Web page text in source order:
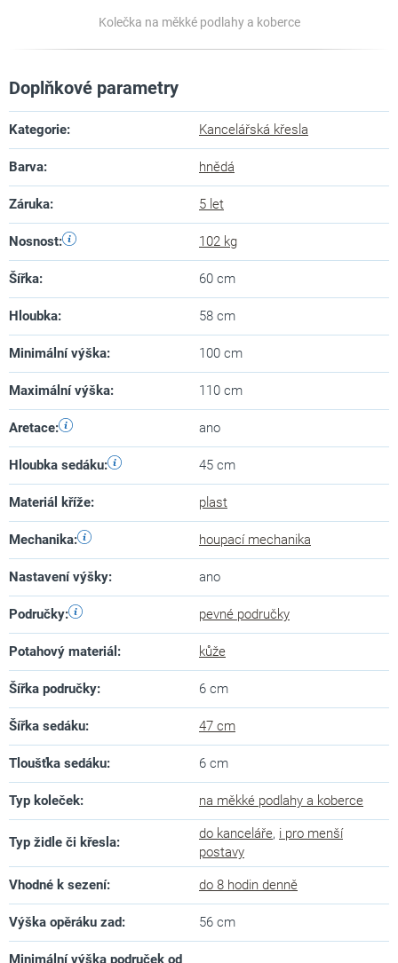
Kolečka na měkké podlahy a koberce
Doplňkové parametry
Kategorie: Kancelářská křesla
Barva: hnědá
Záruka: 5 let
Nosnost: 102 kg
Šířka: 60 cm
Hloubka: 58 cm
Minimální výška: 100 cm
Maximální výška: 110 cm
Aretace: ano
Hloubka sedáku: 45 cm
Materiál kříže: plast
Mechanika: houpací mechanika
Nastavení výšky: ano
Područky: pevné područky
Potahový materiál : kůže
Šířka područky: 6 cm
Šířka sedáku: 47 cm
Tloušťka sedáku: 6 cm
Typ koleček: na měkké podlahy a koberce
Typ židle či křesla:
do kanceláře, i pro menší
postavy
Vhodné k sezení: do 8 hodin denně
Výška opěráku zad: 56 cm
Minimální výška područek od